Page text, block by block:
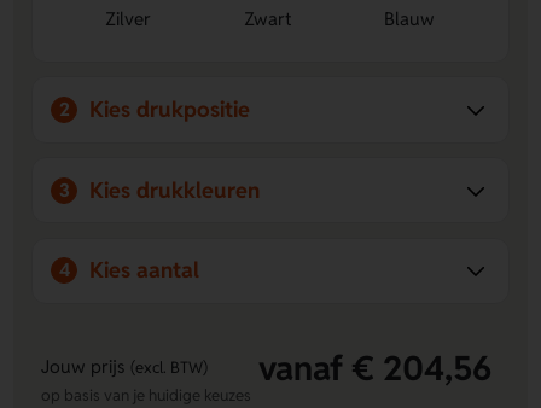
Zilver Zwart Blauw
2 Kies drukpositie
3 Kies drukkleuren
4 Kies aantal
Jouw prijs (excl. BTW) vanaf € 204,56
op basis van je huidige keuzes